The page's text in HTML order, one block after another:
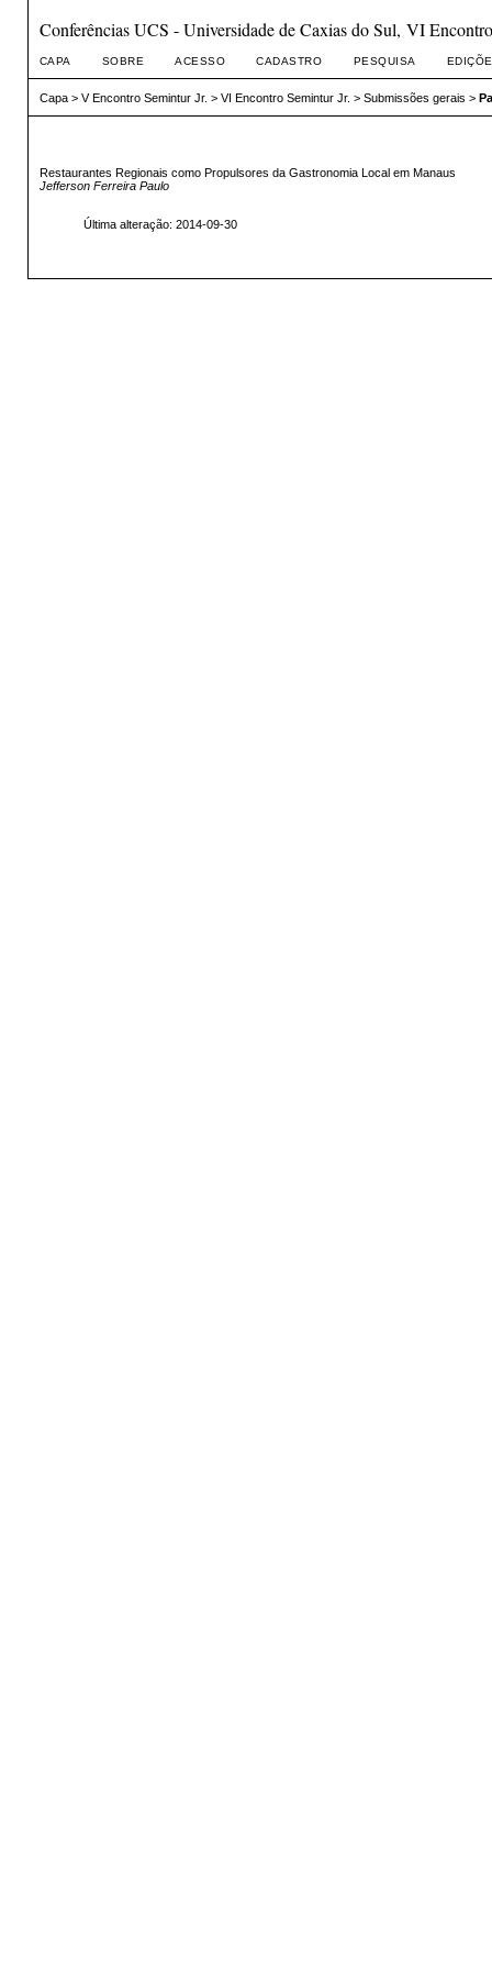
Conferências UCS - Universidade de Caxias do Sul, VI
CAPA SOBRE ACESSO CADASTRO PESQUISA
Capa> V Encontro Semintur Jr. > VI Encontro Semintur Jr. > Submissões gerais >
Restaurantes Regionais como Propulsores da Gastronomia Local em Manaus
Jefferson Ferreira Paulo
Última alteração: 2014-09-30